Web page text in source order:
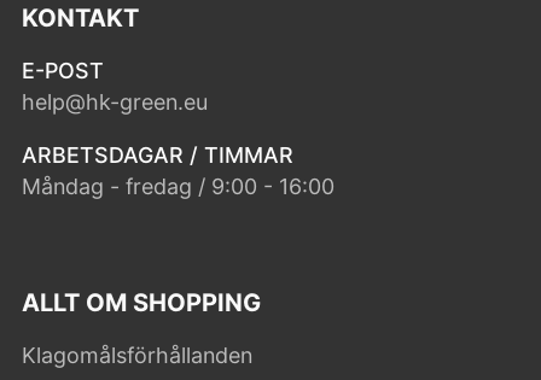
KONTAKT
E-POST
help@hk-green.eu
ARBETSDAGAR / TIMMAR
Måndag - fredag / 9:00 - 16:00
ALLT OM SHOPPING
Klagomålsförhållanden